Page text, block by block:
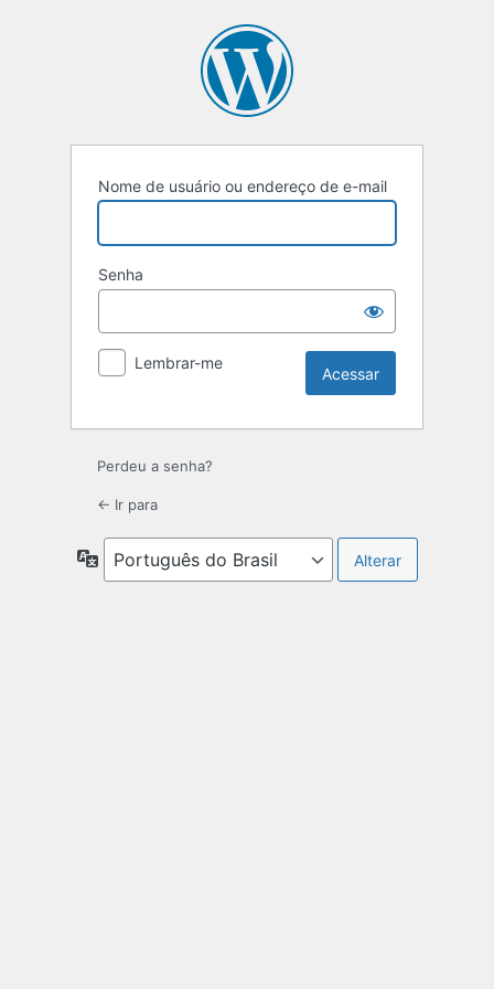
Nome de usuário ou endereço de e-mail
Senha
Lembrar-me
Perdeu a senha?
← Ir para
Idioma